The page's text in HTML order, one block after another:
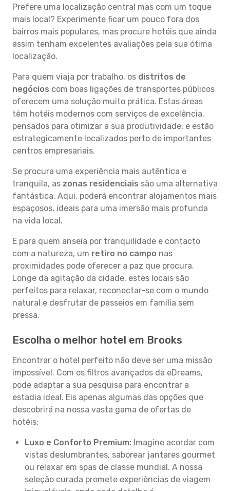
Prefere uma localização central mas com um toque
mais local? Experimente ficar um pouco fora dos
bairros mais populares, mas procure hotéis que ainda
assim tenham excelentes avaliações pela sua ótima
localização.
Para quem viaja por trabalho, os distritos de
negócios com boas ligações de transportes públicos
oferecem uma solução muito prática. Estas áreas
têm hotéis modernos com serviços de excelência,
pensados para otimizar a sua produtividade, e estão
estrategicamente localizados perto de importantes
centros empresariais.
Se procura uma experiência mais autêntica e
tranquila, as zonas residenciais são uma alternativa
fantástica. Aqui, poderá encontrar alojamentos mais
espaçosos, ideais para uma imersão mais profunda
na vida local.
E para quem anseia por tranquilidade e contacto
com a natureza, um retiro no campo nas
proximidades pode oferecer a paz que procura.
Longe da agitação da cidade, estes locais são
perfeitos para relaxar, reconectar-se com o mundo
natural e desfrutar de passeios em família sem
pressa.
Escolha o melhor hotel em Brooks
Encontrar o hotel perfeito não deve ser uma missão
impossível. Com os filtros avançados da eDreams,
pode adaptar a sua pesquisa para encontrar a
estadia ideal. Eis apenas algumas das opções que
descobrirá na nossa vasta gama de ofertas de
hotéis:
Luxo e Conforto Premium: Imagine acordar com
vistas deslumbrantes, saborear jantares gourmet
ou relaxar em spas de classe mundial. A nossa
seleção curada promete experiências de viagem